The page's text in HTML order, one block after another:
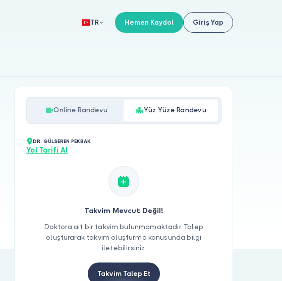
TR Hemen Kaydol Giriş Yap
Online Randevu Yüz Yüze Randevu
DR. GÜLSEREN PEKBAK
Yol Tarifi Al
Takvim Mevcut Değil!
Doktora ait bir takvim bulunmamaktadır. Talep
oluşturarak takvim oluşturma konusunda bilgi
iletebilirsiniz.
Takvim Talep Et